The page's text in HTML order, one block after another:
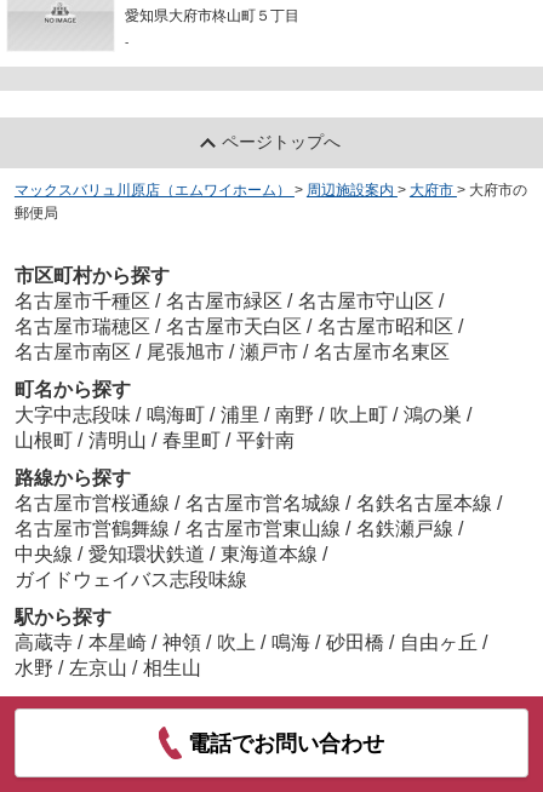
愛知県大府市柊山町５丁目
-
ページトップへ
マックスバリュ川原店（エムワイホーム） > 周辺施設案内 > 大府市 > 大府市の
郵便局
市区町村から探す
名古屋市千種区 / 名古屋市緑区 / 名古屋市守山区 /
名古屋市瑞穂区 / 名古屋市天白区 / 名古屋市昭和区 /
名古屋市南区 / 尾張旭市 / 瀬戸市 / 名古屋市名東区
町名から探す
大字中志段味 / 鳴海町 / 浦里 / 南野 / 吹上町 / 鴻の巣 /
山根町 / 清明山 / 春里町 / 平針南
路線から探す
名古屋市営桜通線 / 名古屋市営名城線 / 名鉄名古屋本線 /
名古屋市営鶴舞線 / 名古屋市営東山線 / 名鉄瀬戸線 /
中央線 / 愛知環状鉄道 / 東海道本線 /
ガイドウェイバス志段味線
駅から探す
高蔵寺 / 本星崎 / 神領 / 吹上 / 鳴海 / 砂田橋 / 自由ヶ丘 /
水野 / 左京山 / 相生山
電話でお問い合わせ